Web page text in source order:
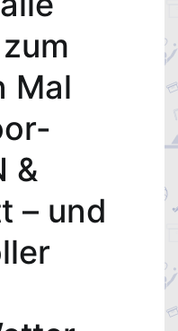
Mal
&
– und